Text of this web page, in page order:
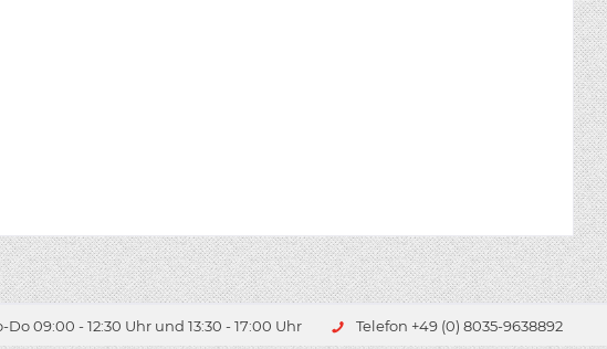
Do 09:00 - 12:30 Uhr und 13:30 - 17:00 Uhr Telefon +49 (0) 8035-9638892